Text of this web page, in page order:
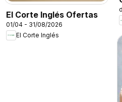
El Corte Inglés Ofertas
01/04 - 31/08/2026
El Corte Inglés